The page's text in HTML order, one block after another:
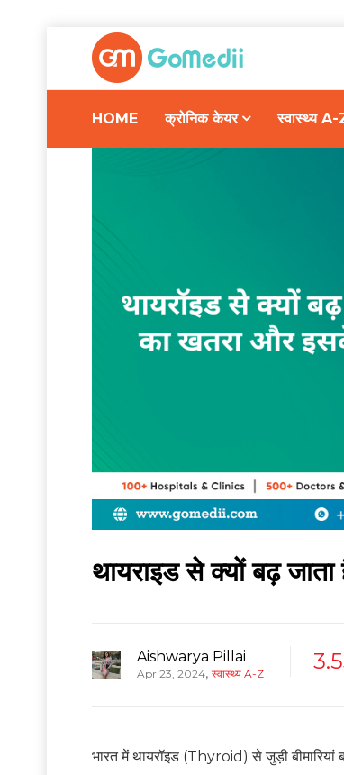
HOME क्रोनिक केयर स्वास्थ्य A-
थायराइड से क्यों बढ़
Aishwarya Pillai
Apr 23, 2024, स्वास्थ्य A-Z
भारत में थायरॉइड (Thyroid) से जुड़ी बीमारियां